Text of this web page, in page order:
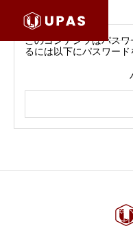
このコンテンツはパス
るには以下にパスワード